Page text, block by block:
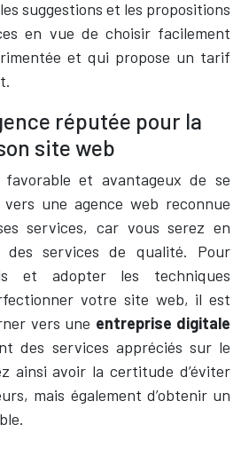
suggestions et les propositions
en vue de choisir facilement
et qui propose un tarif
réputée pour la
site web
et avantageux de se
une agence web reconnue
services, car vous serez en
des services de qualité. Pour
et adopter les techniques
votre site web, il est
vers une entreprise digitale
des services appréciés sur le
ainsi avoir la certitude d’éviter
mais également d’obtenir un